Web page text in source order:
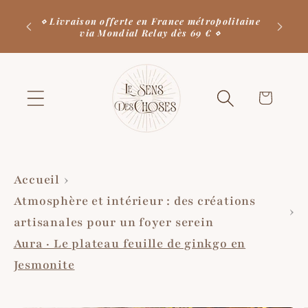
passer
au
contenu
⋄ 10 % de remise sur votre prochaine
commande en vous inscrivant à notre
newsletter ⋄
⋄
panier
Accueil
Atmosphère et intérieur : des créations
artisanales pour un foyer serein
Aura · Le plateau feuille de ginkgo en
Jesmonite